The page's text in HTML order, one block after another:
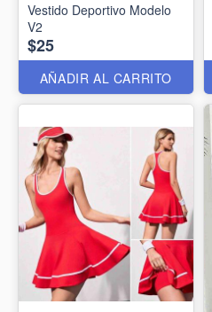
Vestido Deportivo Modelo
V2
$25
AÑADIR AL CARRITO